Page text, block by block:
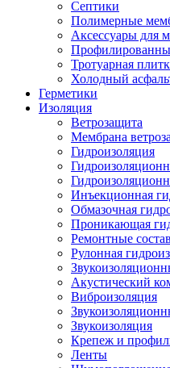
Септики
Полимерные
Аксессуары для
Тротуарная
Холодный
Герметики
Изоляция
Ветрозащита
Мембрана
Гидроизоляция
Инъекционная
Обмазочная
Проникающая
Ремонтные
Рулонная
Акустический
Виброизоляция
Звукоизоляция
Крепеж и
Ленты